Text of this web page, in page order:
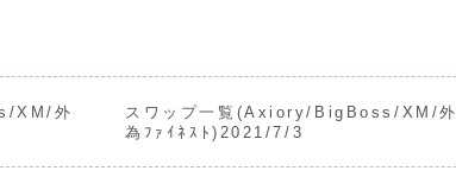
XM/外
スワップ一覧(Axiory/BigBoss/XM/外
為ﾌｧｲﾈｽﾄ)2021/7/3